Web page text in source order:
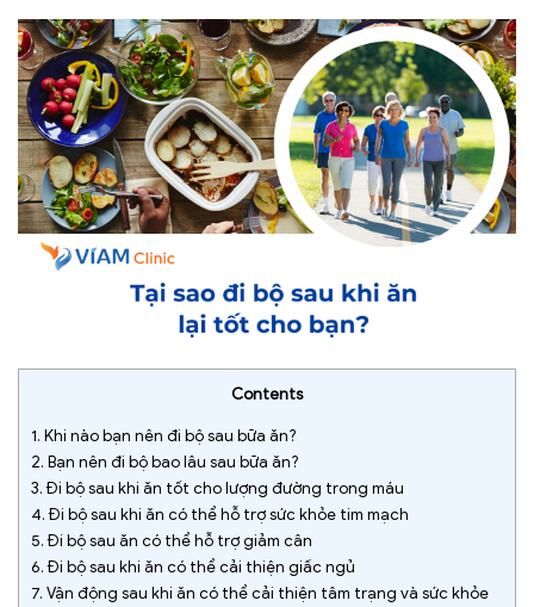
Contents
1. Khi nào bạn nên đi bộ sau bữa ăn?
2. Bạn nên đi bộ bao lâu sau bữa ăn?
3.Đi bộ sau khi ăn tốt cho lượng đường trong máu
4.Đi bộ sau khi ăn có thể hỗ trợ sức khỏe tim mạch
5.Đi bộ sau ăn có thể hỗ trợ giảm cân
6.Đi bộ sau khi ăn có thể cải thiện giấc ngủ
7. Vận động sau khi ăn có thể cải thiện tâm trạng và sức khỏe